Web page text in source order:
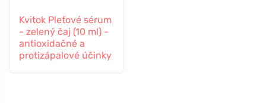
Kvitok Pleťové sérum
- zelený čaj (10 ml) -
antioxidačné a
protizápalové účinky